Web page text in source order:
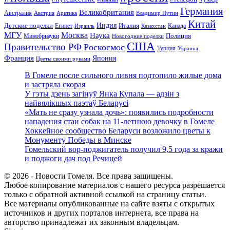
Австралия Австрия Арктика Великобритания Владимир Путин Германия
Детские поделки Египет Израиль Индия Италия Казахстан Канада Китай
МГУ Минобрнауки Москва Наука Новогодние поделки Полиция
Правительство РФ Роскосмос США Турция Украина
Франция Цветы своими руками Япония
В Гомеле после сильного ливня подтопило жилые дома
и застряла скорая
У гэты дзень загінуў Янка Купала — адзін з
найвялікшых паэтаў Беларусі
«Мать не сразу узнала дочь»: появились подробности
нападения стаи собак на 11-летнюю девочку в Гомеле
Хоккейное сообщество Беларуси возложило цветы к
Монументу Победы в Минске
Гомельский вор-поджигатель получил 9,5 года за кражи
и поджоги дач под Речицей
© 2026 - Новости Гомеля. Все права защищены.
Любое копирование материалов с нашего ресурса разрешается
только с обратной активной ссылкой на страницу статьи.
Все материалы опубликованные на сайте взяты с открытых
источников и других порталов интернета, все права на
авторство принадлежат их законным владельцам.